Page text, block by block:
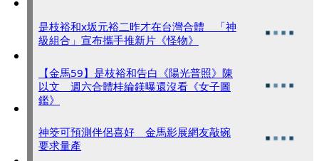
是枝裕和x坂元裕二昨才在台灣合體 「神
級組合」宣布攜手推新片《怪物》
【金馬59】是枝裕和告白《陽光普照》陳
以文 週六合體桂綸鎂曝還沒看《女子圖
鑑》
神筊可預測伴侶喜好 金馬影展網友敲碗
要求量產